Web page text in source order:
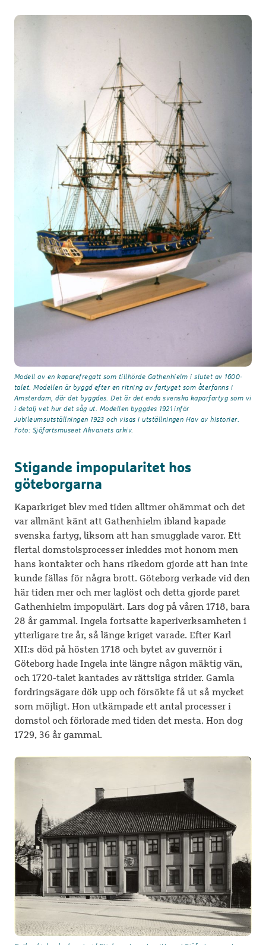
Modell av en kaparefregatt som tillhörde Gathenhielm i slutet av 1600-
talet. Modellen är byggd efter en ritning av fartyget som återfanns i
Amsterdam, där det byggdes. Det är det enda svenska kaparfartyg som vi
i detalj vet hur det såg ut. Modellen byggdes 1921 inför
Jubileumsutställningen 1923 och visas i utställningen Hav av historier.
Foto: Sjöfartsmuseet Akvariets arkiv.
Stigande impopularitet hos
göteborgarna
Kaparkriget blev med tiden alltmer ohämmat och det
var allmänt känt att Gathenhielm ibland kapade
svenska fartyg, liksom att han smugglade varor. Ett
flertal domstolsprocesser inleddes mot honom men
hans kontakter och hans rikedom gjorde att han inte
kunde fällas för några brott. Göteborg verkade vid den
här tiden mer och mer laglöst och detta gjorde paret
Gathenhielm impopulärt. Lars dog på våren 1718, bara
28 år gammal. Ingela fortsatte kaperiverksamheten i
ytterligare tre år, så länge kriget varade. Efter Karl
XII:s död på hösten 1718 och bytet av guvernör i
Göteborg hade Ingela inte längre någon mäktig vän,
och 1720-talet kantades av rättsliga strider. Gamla
fordringsägare dök upp och försökte få ut så mycket
som möjligt. Hon utkämpade ett antal processer i
domstol och förlorade med tiden det mesta. Hon dog
1729, 36 år gammal.